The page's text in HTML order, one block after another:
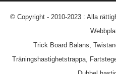
© Copyright - 2010-2023 : Alla
Trick Board Balans,
Träningshastighetstrappa,